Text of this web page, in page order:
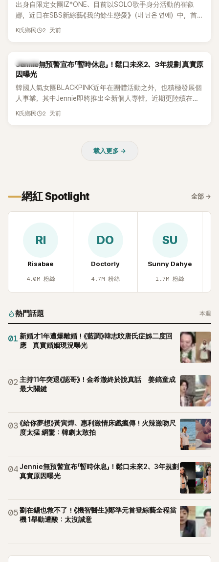
出身自限定女團IZ*ONE、目前以SOLO歌手身分活動的崔叡
娜，近日在SBS新綜藝《我的餘生戀愛》（내 남은 연애）中，首
度談起自己幼年罹患小兒癌的經歷，回憶起父母為了籌措醫療
K氏鄉民 2 天前
K-POP
Jennie無預警宣布「暫時休息」！鬆口未來2、3年規劃 真實原
因曝光
韓國人氣女團BLACKPINK近年在團體活動之外，也積極發展個
人事業，其中Jennie即將推出全新個人專輯，近期更陸續在演
出中搶先公開新歌，引發粉絲高度期待。不過，她近日受訪時
K氏鄉民 2 天前
載入更多 →
網紅 Spotlight 全部 →
RI
Risabae
4.0M 粉絲
DO
Doctorly
4.7M 粉絲
SU
Sunny Dahye
1.7M 粉絲
熱門話題 本週
01 新婚才1年遭爆離婚！《藍調》韓志旼唐氏症姊二度回
應 真實婚姻現況曝光
02 主持11年突退《認哥》！金希澈終於說真話 姜鎬童成
最大關鍵
03《給你夢想》黃寅燁、惠利激情床戲瘋傳！火辣激吻尺
度太猛 網驚：韓劇太敢拍
04Jennie無預警宣布「暫時休息」！鬆口未來2、3年規劃
真實原因曝光
05劉在錫也救不了！《機智醫生》鄭準元首登綜藝全程當
機 1舉動遭酸：太沒誠意